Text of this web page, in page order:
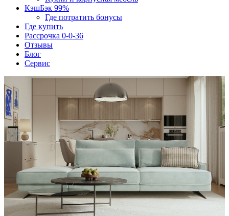
КэшБэк 99%
Где потратить бонусы
Где купить
Рассрочка 0-0-36
Отзывы
Блог
Сервис